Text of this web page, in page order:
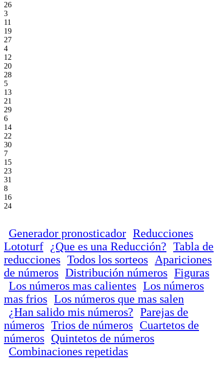
26
3
11
19
27
4
12
20
28
5
13
21
29
6
14
22
30
7
15
23
31
8
16
24
Generador pronosticador Reducciones
Lototurf
¿Que es una Reducción? Tabla de
reducciones Todos los sorteos
Apariciones
de números Distribución números Figuras
Los números mas calientes Los números
mas frios Los números que mas salen
¿Han salido mis números? Parejas de
números Trios de números Cuartetos de
números Quintetos de números
Combinaciones repetidas